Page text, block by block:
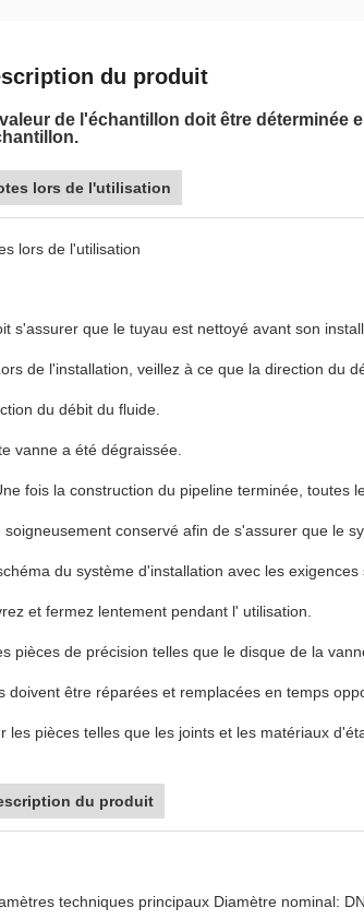
du produit
de l'échantillon doit être déterminée
lors de l'utilisation
lors de l'utilisation
s'assurer que le tuyau est nettoyé avant son
de l'installation, veillez à ce que la direction du
du débit du fluide.
vanne a été dégraissée.
fois la construction du pipeline terminée, toutes
soigneusement conservé afin de s'assurer que le
du système d'installation avec les
et fermez lentement pendant l' utilisation.
pièces de précision telles que le disque de la
doivent être réparées et remplacées en temps
les pièces telles que les joints et les matériaux
du produit
techniques principaux Diamètre nominal: